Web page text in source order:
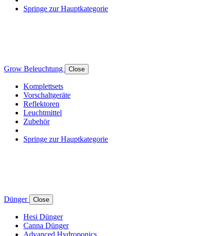
Springe zur Hauptkategorie
Grow Beleuchtung Close
Komplettsets
Vorschaltgeräte
Reflektoren
Leuchtmittel
Zubehör
Springe zur Hauptkategorie
Dünger Close
Hesi Dünger
Canna Dünger
Advanced Hydroponics